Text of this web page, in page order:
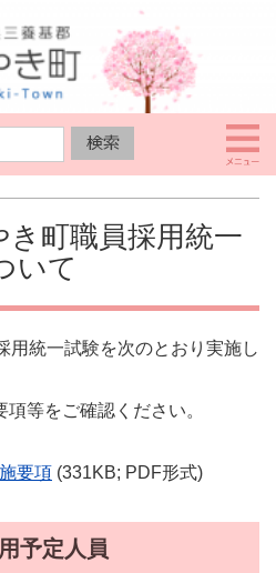
町職員採用統一
いて
用統一試験を次のとおり実施し
等をご確認ください。
要項 (331KB; PDF形式)
予定人員